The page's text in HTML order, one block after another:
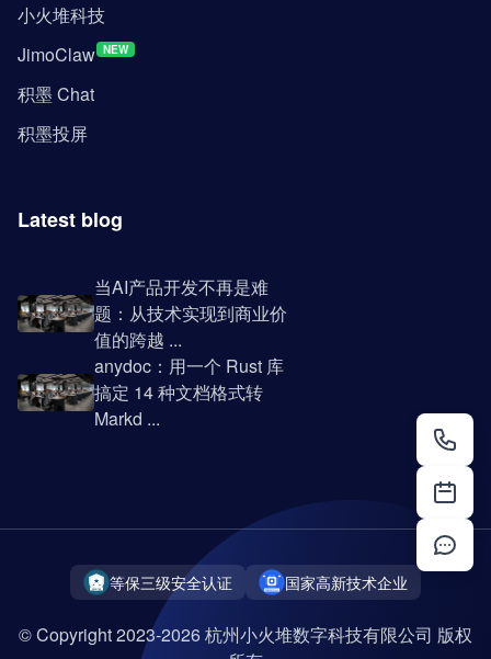
小火堆科技
JimoClaw NEW
积墨 Chat
积墨投屏
Latest blog
当AI产品开发不再是难
题：从技术实现到商业价
值的跨越 ...
anydoc：用一个 Rust 库
搞定 14 种文档格式转
Markd ...
等保三级安全认证 国家高新技术企业
© Copyright 2023-2026 杭州小火堆数字科技有限公司 版权